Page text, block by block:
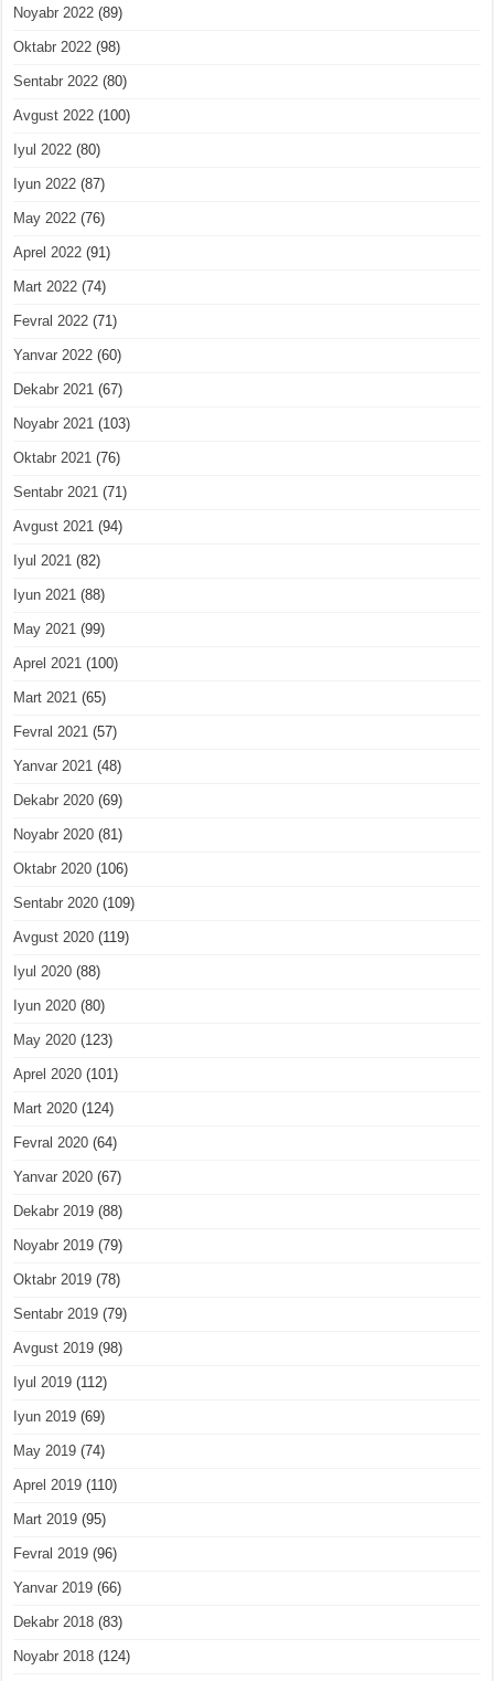
Noyabr 2022 (89)
Oktabr 2022 (98)
Sentabr 2022 (80)
Avgust 2022 (100)
Iyul 2022 (80)
Iyun 2022 (87)
May 2022 (76)
Aprel 2022 (91)
Mart 2022 (74)
Fevral 2022 (71)
Yanvar 2022 (60)
Dekabr 2021 (67)
Noyabr 2021 (103)
Oktabr 2021 (76)
Sentabr 2021 (71)
Avgust 2021 (94)
Iyul 2021 (82)
Iyun 2021 (88)
May 2021 (99)
Aprel 2021 (100)
Mart 2021 (65)
Fevral 2021 (57)
Yanvar 2021 (48)
Dekabr 2020 (69)
Noyabr 2020 (81)
Oktabr 2020 (106)
Sentabr 2020 (109)
Avgust 2020 (119)
Iyul 2020 (88)
Iyun 2020 (80)
May 2020 (123)
Aprel 2020 (101)
Mart 2020 (124)
Fevral 2020 (64)
Yanvar 2020 (67)
Dekabr 2019 (88)
Noyabr 2019 (79)
Oktabr 2019 (78)
Sentabr 2019 (79)
Avgust 2019 (98)
Iyul 2019 (112)
Iyun 2019 (69)
May 2019 (74)
Aprel 2019 (110)
Mart 2019 (95)
Fevral 2019 (96)
Yanvar 2019 (66)
Dekabr 2018 (83)
Noyabr 2018 (124)